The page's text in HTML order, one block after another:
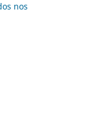
nos